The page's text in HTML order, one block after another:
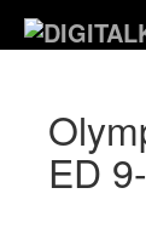
Hauptinhalt
ED